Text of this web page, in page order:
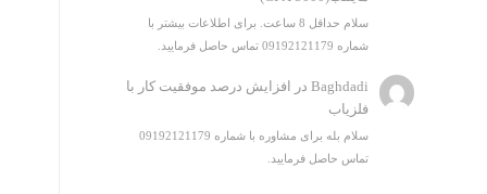
سلام حداقل 8 ساعت. برای اطلاعات بیشتر با
شماره 09192121179 تماس حاصل فرمایید.
Baghdadi در
افزایش درصد موفقیت کار با
فلزیاب
سلام بله برای مشاوره با شماره 09192121179
تماس حاصل فرمایید.